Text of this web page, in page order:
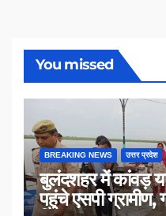
You missed
BREAKING NEWS उत्तर प्रदेश
बुलंदशहर में कांवड़
पहुंचे एसपी ग्रामीण,